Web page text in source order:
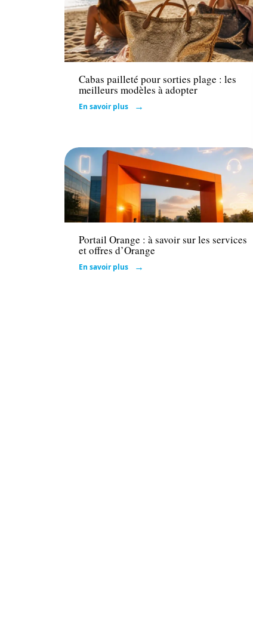
Mode
Cabas pailleté pour sorties plage : les
meilleurs modèles à adopter
En savoir plus
Tech
Portail Orange : à savoir sur les services
et offres d’Orange
En savoir plus